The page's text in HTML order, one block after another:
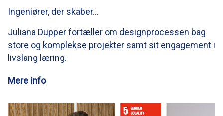
Ingeniører, der skaber…
Juliana Dupper fortæller om designprocessen bag
store og komplekse projekter samt sit engagement i
livslang læring.
Mere info